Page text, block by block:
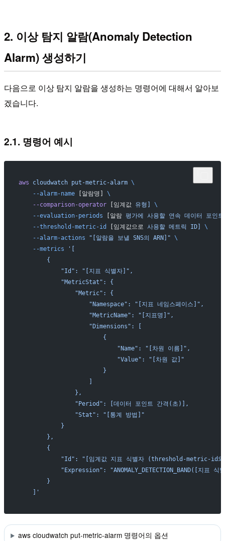
2. 이상 탐지 알람(Anomaly Detection
Alarm) 생성하기
다음으로 이상 탐지 알람을 생성하는 명령어에 대해서 알아보
겠습니다.
2.1. 명령어 예시
aws cloudwatch put-metric-alarm \
    --alarm-name
[알람명] \
    --comparison-operator
[임계값 유형]
\
    --evaluation-periods
[알람 평가에 사용할 연속 데이터 포인트
    --threshold-metric-id
[임계값으로 사용할 메트릭 ID]
\
    --alarm-actions
"[알람을 보낼 SNS의 ARN]" \
    --metrics
'[
        {
            "Id": "[지표 식별자]",
            "MetricStat": {
                "Metric": {
                    "Namespace": "[지표 네임스페이스]",
                    "MetricName": "[지표명]",
                    "Dimensions": [
                        {
                            "Name": "[차원 이름]",
                            "Value": "[차원 값]"
                        }
                    ]
                },
                "Period": [데이터 포인트 간격(초)],
                "Stat": "[통계 방법]"
            }
        },
        {
"Id": "[임계값 지표 식별자 (threshold-metric-id와
"Expression": "ANOMALY_DETECTION_BAND([지표 식별
        }
    ]'
aws cloudwatch put-metric-alarm 명령어의 옵션